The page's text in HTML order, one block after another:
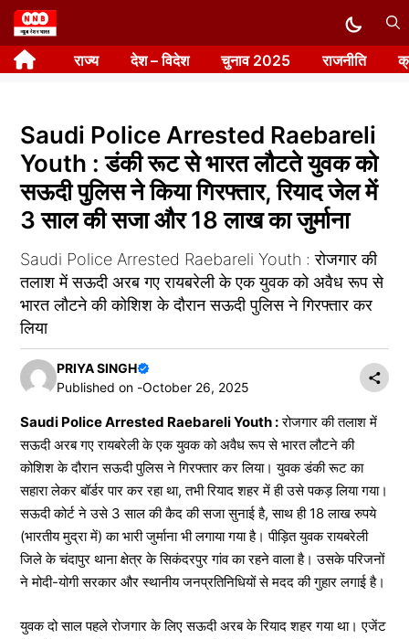
Skip
to
content राज्य देश – विदेश चुनाव 2025 राजनीति
Saudi Police Arrested Raebareli
Youth : डंकी रूट से भारत लौटते युवक को
सऊदी पुलिस ने किया गिरफ्तार, रियाद जेल में
3 साल की सजा और 18 लाख का जुर्माना
Saudi Police Arrested Raebareli Youth : रोजगार की
तलाश में सऊदी अरब गए रायबरेली के एक युवक को अवैध रूप से
भारत लौटने की कोशिश के दौरान सऊदी पुलिस ने गिरफ्तार कर
लिया
PRIYA SINGH
Published on -October 26, 2025
Saudi Police Arrested Raebareli Youth :रोजगार की तलाश में
सऊदी अरब गए रायबरेली के एक युवक को अवैध रूप से भारत लौटने की
कोशिश के दौरान सऊदी पुलिस ने गिरफ्तार कर लिया। युवक डंकी रूट का
सहारा लेकर बॉर्डर पार कर रहा था, तभी रियाद शहर में ही उसे पकड़ लिया गया।
सऊदी कोर्ट ने उसे 3 साल की कैद की सजा सुनाई है, साथ ही 18 लाख रुपये
(भारतीय मुद्रा में) का भारी जुर्माना भी लगाया गया है। पीड़ित युवक रायबरेली
जिले के चंदापुर थाना क्षेत्र के सिकंदरपुर गांव का रहने वाला है। उसके परिजनों
ने मोदी-योगी सरकार और स्थानीय जनप्रतिनिधियों से मदद की गुहार लगाई है।
युवक दो साल पहले रोजगार के लिए सऊदी अरब के रियाद शहर गया था। एजेंट